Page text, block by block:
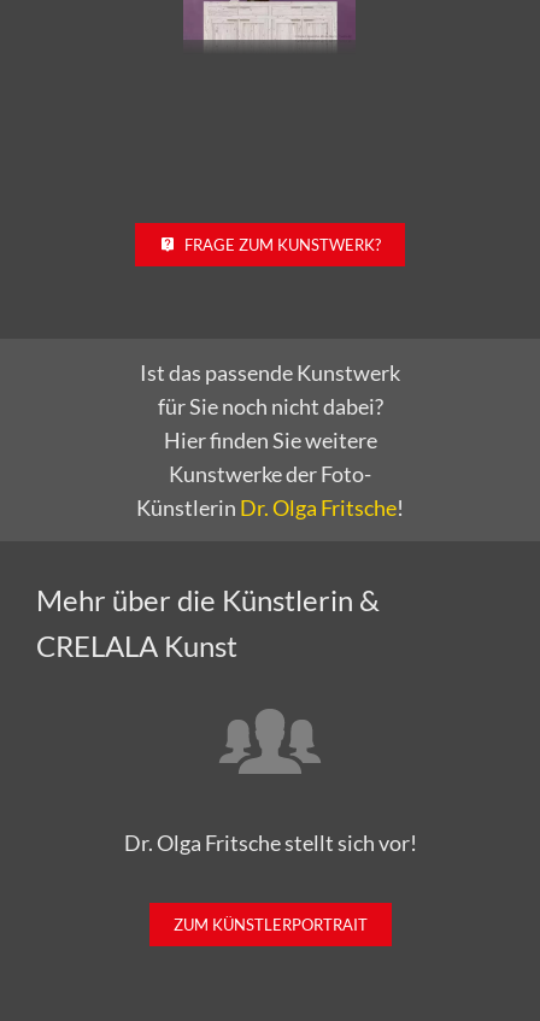
FRAGE ZUM KUNSTWERK?
Ist das passende Kunstwerk
für Sie noch nicht dabei?
Hier finden Sie weitere
Kunstwerke der Foto-
Künstlerin Dr. Olga Fritsche!
Mehr über die Künstlerin &
CRELALA Kunst
Dr. Olga Fritsche stellt sich vor!
ZUM KÜNSTLERPORTRAIT